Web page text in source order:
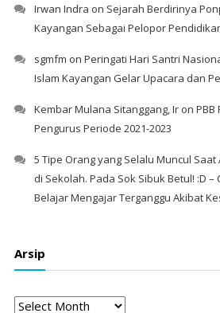
Irwan Indra on Sejarah Berdirinya
Kayangan Sebagai Pelopor
sgmfm on Peringati Hari Santri
Islam Kayangan Gelar Upacara dan
Kembar Mulana Sitanggang, Iron PBB
Pengurus Periode 2021-2023
5 Tipe Orang yang Selalu Muncul
di Sekolah. Pada Sok Sibuk Betul! :D –
Belajar Mengajar Terganggu Akibat
Arsip
Arsip